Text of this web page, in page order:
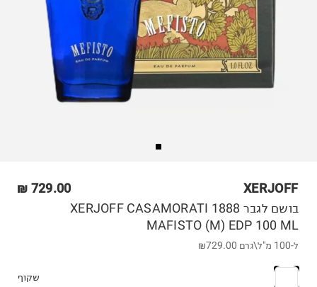
XERJOFF
729.00 ₪
בושם לגבר XERJOFF CASAMORATI 1888
MAFISTO (M) EDP 100 ML
₪729.00 ל-100 מ"ל\גרם
שקוף